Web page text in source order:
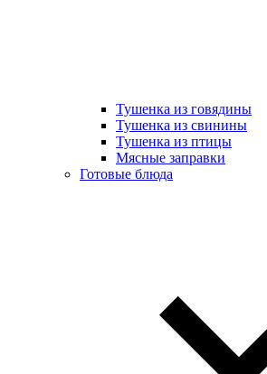
Тушенка из говядины
Тушенка из свинины
Тушенка из птицы
Мясные заправки
Готовые блюда